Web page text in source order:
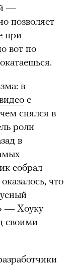
—
позволяет
при
вот по
в
с
снялся в
роли
в
собрал
что
— Хоуку
своими